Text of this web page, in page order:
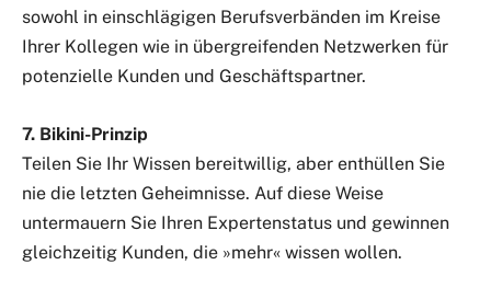
sowohl in einschlägigen Berufsverbänden im Kreise
Ihrer Kollegen wie in übergreifenden Netzwerken für
potenzielle Kunden und Geschäftspartner.
7. Bikini-Prinzip
Teilen Sie Ihr Wissen bereitwillig, aber enthüllen Sie
nie die letzten Geheimnisse. Auf diese Weise
untermauern Sie Ihren Expertenstatus und gewinnen
gleichzeitig Kunden, die »mehr« wissen wollen.